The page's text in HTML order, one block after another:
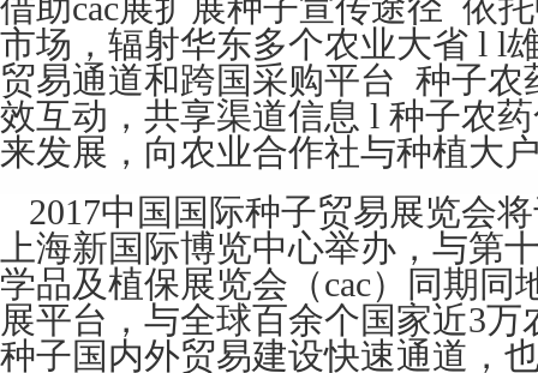
借助cac展扩展种子宣传途径 依
市场，辐射华东多个农业大省 l l
贸易通道和跨国采购平台 种子农
效互动，共享渠道信息 l 种子农
来发展，向农业合作社与种植大
2017中国国际种子贸易展览会
上海新国际博览中心举办，与第
学品及植保展览会（cac）同期同
展平台，与全球百余个国家近3万
种子国内外贸易建设快速通道，